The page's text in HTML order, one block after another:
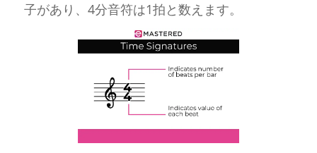
子があり、4分音符は1拍と数えます。